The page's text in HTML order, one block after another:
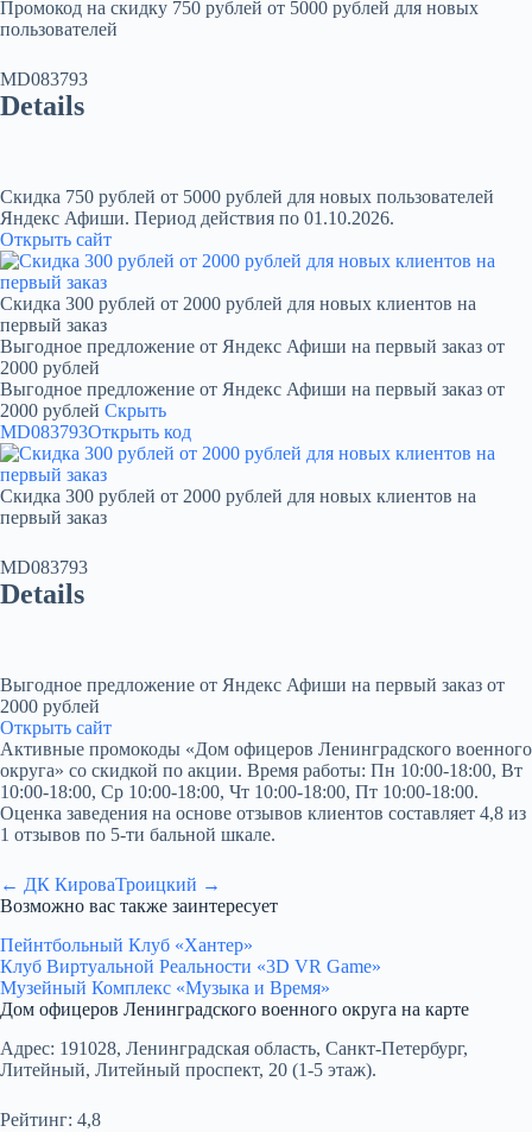
Промокод на скидку 750 рублей от 5000 рублей для новых
пользователей
MD083793
Details
Скидка 750 рублей от 5000 рублей для новых пользователей
Яндекс Афиши. Период действия по 01.10.2026.
Открыть сайт
Скидка 300 рублей от 2000 рублей для новых клиентов на
первый заказ
Выгодное предложение от Яндекс Афиши на первый заказ от
2000 рублей
Выгодное предложение от Яндекс Афиши на первый заказ от
2000 рублей Скрыть
MD083793Открыть код
Скидка 300 рублей от 2000 рублей для новых клиентов на
первый заказ
MD083793
Details
Выгодное предложение от Яндекс Афиши на первый заказ от
2000 рублей
Открыть сайт
Активные промокоды «Дом офицеров Ленинградского военного
округа» со скидкой по акции. Время работы: Пн 10:00-18:00, Вт
10:00-18:00, Ср 10:00-18:00, Чт 10:00-18:00, Пт 10:00-18:00.
Оценка заведения на основе отзывов клиентов составляет 4,8 из
1 отзывов по 5-ти бальной шкале.
← ДК КироваТроицкий →
Возможно вас также заинтересует
Пейнтбольный Клуб «Хантер»
Клуб Виртуальной Реальности «3D VR Game»
Музейный Комплекс «Музыка и Время»
Дом офицеров Ленинградского военного округа на карте
Адрес: 191028, Ленинградская область, Санкт-Петербург,
Литейный, Литейный проспект, 20 (1-5 этаж).
Рейтинг: 4,8